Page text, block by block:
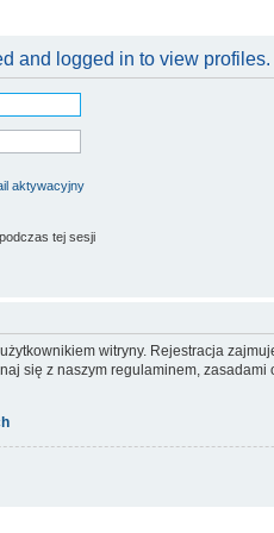
and logged in to view profiles.
aktywacyjny
tej sesji
witryny. Rejestracja
się z naszym regulaminem,